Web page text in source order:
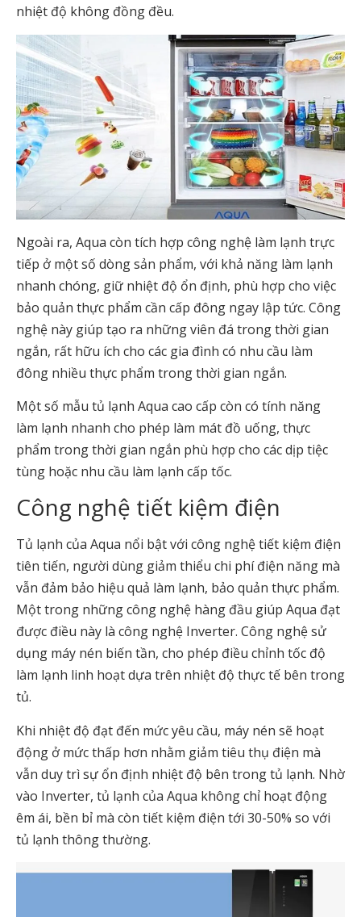
nhiệt độ không đồng đều.
Ngoài ra, Aqua còn tích hợp công nghệ làm lạnh trực
tiếp ở một số dòng sản phẩm, với khả năng làm lạnh
nhanh chóng, giữ nhiệt độ ổn định, phù hợp cho việc
bảo quản thực phẩm cần cấp đông ngay lập tức. Công
nghệ này giúp tạo ra những viên đá trong thời gian
ngắn, rất hữu ích cho các gia đình có nhu cầu làm
đông nhiều thực phẩm trong thời gian ngắn.
Một số mẫu tủ lạnh Aqua cao cấp còn có tính năng
làm lạnh nhanh cho phép làm mát đồ uống, thực
phẩm trong thời gian ngắn phù hợp cho các dịp tiệc
tùng hoặc nhu cầu làm lạnh cấp tốc.
Công nghệ tiết kiệm điện
Tủ lạnh của Aqua nổi bật với công nghệ tiết kiệm điện
tiên tiến, người dùng giảm thiểu chi phí điện năng mà
vẫn đảm bảo hiệu quả làm lạnh, bảo quản thực phẩm.
Một trong những công nghệ hàng đầu giúp Aqua đạt
được điều này là công nghệ Inverter. Công nghệ sử
dụng máy nén biến tần, cho phép điều chỉnh tốc độ
làm lạnh linh hoạt dựa trên nhiệt độ thực tế bên trong
tủ.
Khi nhiệt độ đạt đến mức yêu cầu, máy nén sẽ hoạt
động ở mức thấp hơn nhằm giảm tiêu thụ điện mà
vẫn duy trì sự ổn định nhiệt độ bên trong tủ lạnh. Nhờ
vào Inverter, tủ lạnh của Aqua không chỉ hoạt động
êm ái, bền bỉ mà còn tiết kiệm điện tới 30-50% so với
tủ lạnh thông thường.